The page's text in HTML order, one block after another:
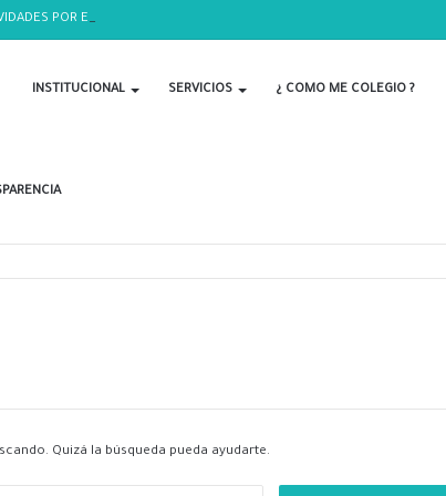
POR EL DÍA DEL BIOLOGO
INSTITUCIONAL SERVICIOS ¿ COMO ME COLEGIO ?
Quizá la búsqueda pueda ayudarte.